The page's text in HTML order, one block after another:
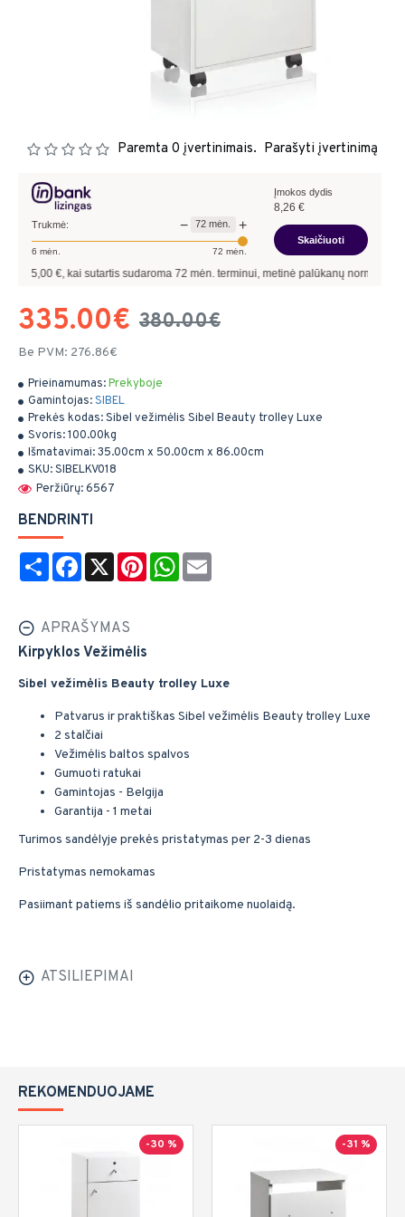
Prieinamumas:Prekyboje
Gamintojas:SIBEL
Prekės kodas:Sibel vežimėlis Sibel Beauty trolley Luxe
Svoris:100.00kg
Išmatavimai:35.00cm x 50.00cm x 86.00cm
SKU:SIBELKV018
Peržiūrų: 6567
Paremta 0 įvertinimais. Parašyti įvertinimą
335.00€ 380.00€
Be PVM: 276.86€
Trukmė: − 72 mėn. +
6 mėn. 72 mėn.
Įmokos dydis
8,26 €
Skaičiuoti
€, kai sutartis sudaroma72mėn. terminui, metinė palūkanų norma –13,90
BENDRINTI
Share Facebook
X PinterestWhatsApp
APRAŠYMAS
Kirpyklos Vežimėlis
Sibel vežimėlis Beauty trolley Luxe
Patvarus ir praktiškas Sibel vežimėlis Beauty trolley Luxe
2 stalčiai
Vežimėlis baltos spalvos
Gumuoti ratukai
Gamintojas - Belgija
Garantija - 1 metai
Turimos sandėlyje prekės pristatymas per 2-3 dienas
Pristatymas nemokamas
Pasiimant patiems iš sandėlio pritaikome nuolaidą.
ATSILIEPIMAI
REKOMENDUOJAME
-30 % -31 %